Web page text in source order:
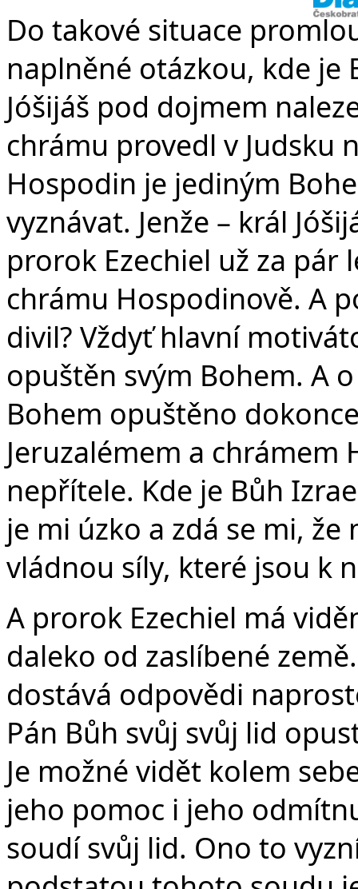
Do takové situace
naplněné otázkou, kde je
Jóšijáš pod dojmem
chrámu provedl v Judsku
Hospodin je jediným
vyznávat. Jenže – král
prorok Ezechiel už za
chrámu Hospodinově. A
divil? Vždyť hlavní
opuštěn svým Bohem. A
Bohem opuštěno
Jeruzalémem a
nepřítele. Kde je Bůh
je mi úzko a zdá se mi,
vládnou síly, které jsou k
A prorok Ezechiel má
daleko od zaslíbené
dostává odpovědi
Pán Bůh svůj svůj lid
Je možné vidět kolem
jeho pomoc i jeho
soudí svůj lid. Ono to